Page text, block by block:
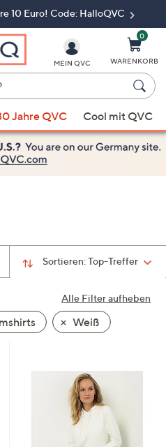
10 Euro! Code: HalloQVC
MEIN QVC
0
WARENKORB
Jahre QVC Cool mit QVC
Sortieren:Top-Treffer
Alle Filter aufheben
Weiß